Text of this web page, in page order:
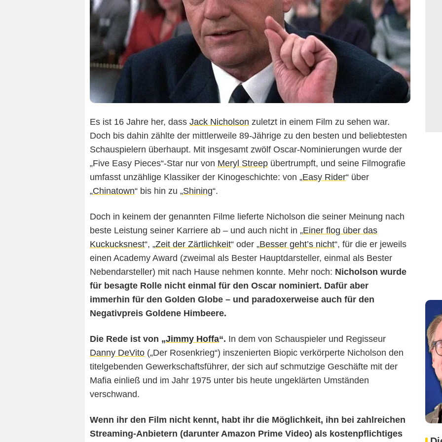
Es ist 16 Jahre her, dass Jack Nicholson zuletzt in einem Film zu sehen war.
Doch bis dahin zählte der mittlerweile 89-Jährige zu den besten und beliebtesten
Schauspielern überhaupt. Mit insgesamt zwölf Oscar-Nominierungen wurde der
„Five Easy Pieces“-Star nur von Meryl Streep übertrumpft, und seine Filmografie
umfasst unzählige Klassiker der Kinogeschichte: von „Easy Rider“ über
„Chinatown“ bis hin zu „Shining“.
Doch in keinem der genannten Filme lieferte Nicholson die seiner Meinung nach
beste Leistung seiner Karriere ab – und auch nicht in „Einer flog über das
Kuckucksnest“, „Zeit der Zärtlichkeit“ oder „Besser geht’s nicht“, für die er jeweils
einen Academy Award (zweimal als Bester Hauptdarsteller, einmal als Bester
Nebendarsteller) mit nach Hause nehmen konnte. Mehr noch: Nicholson wurde
für besagte Rolle nicht einmal für den Oscar nominiert. Dafür aber
immerhin für den Golden Globe – und paradoxerweise auch für den
Negativpreis Goldene Himbeere.
Die Rede ist von „Jimmy Hoffa“. In dem von Schauspieler und Regisseur
Danny DeVito („Der Rosenkrieg“) inszenierten Biopic verkörperte Nicholson den
titelgebenden Gewerkschaftsführer, der sich auf schmutzige Geschäfte mit der
Mafia einließ und im Jahr 1975 unter bis heute ungeklärten Umständen
verschwand.
Wenn ihr den Film nicht kennt, habt ihr die Möglichkeit, ihn bei zahlreichen
Streaming-Anbietern (darunter Amazon Prime Video) als kostenpflichtiges